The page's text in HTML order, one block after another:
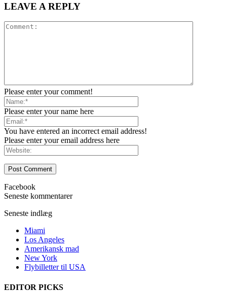
LEAVE A REPLY
Please enter your comment!
Please enter your name here
You have entered an incorrect email address!
Please enter your email address here
Facebook
Seneste kommentarer
Seneste indlæg
Miami
Los Angeles
Amerikansk mad
New York
Flybilletter til USA
EDITOR PICKS